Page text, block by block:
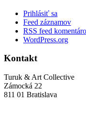
Prihlásiť sa
Feed záznamov
RSS feed
WordPress.org
Kontakt
Turuk & Art Collective
Zámocká 22
811 01 Bratislava